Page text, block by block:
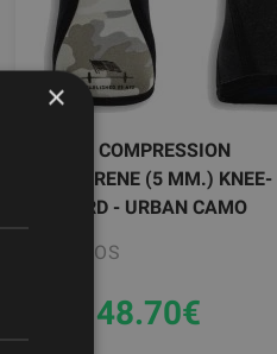
ERGO COMPRESSION
NEOPRENE (5 MM.) KNEE-
GUARD - URBAN CAMO
XENIOS
No 48.70€
×